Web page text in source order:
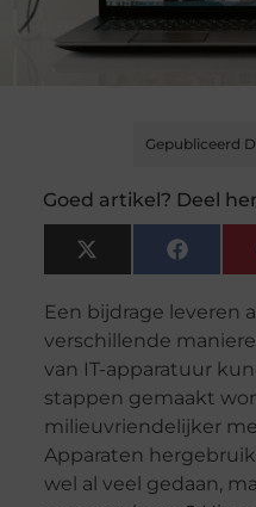
Gepubliceerd
Goed artikel? Deel
X
(Twitter)
Een bijdrage leveren
verschillende
van IT-apparatuur
stappen gemaakt
milieuvriendelijker
Apparaten
wel al veel gedaan,